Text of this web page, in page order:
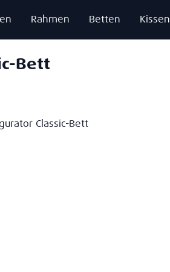
Rahmen Betten Kissen
Bett